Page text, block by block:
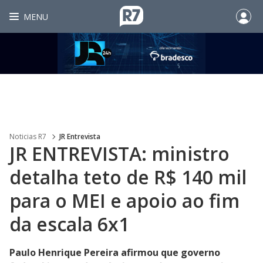
MENU
Noticias R7 JR Entrevista
JR ENTREVISTA: ministro
detalha teto de R$ 140 mil
para o MEI e apoio ao fim
da escala 6x1
Paulo Henrique Pereira afirmou que governo